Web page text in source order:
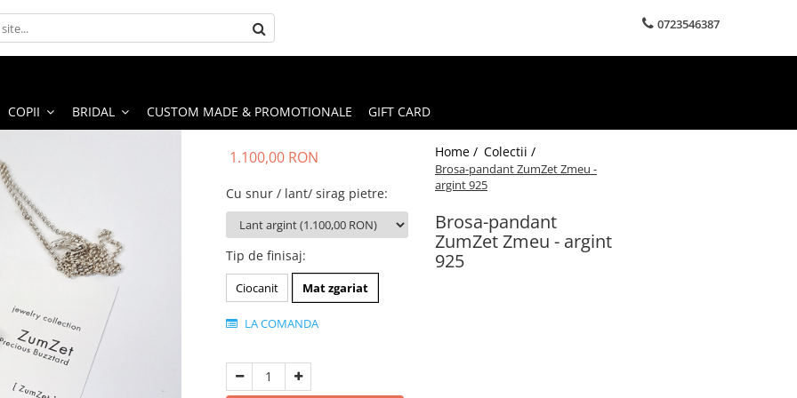
0723546387
COPII BRIDAL CUSTOM MADE & PROMOTIONALE GIFT CARD
Home / Colectii /
Brosa-pandant ZumZet Zmeu -
argint 925
Brosa-pandant
ZumZet Zmeu - argint
925
1.100,00 RON
Cu snur / lant/ sirag pietre:
Tip de finisaj:
Ciocanit Mat zgariat
LA COMANDA